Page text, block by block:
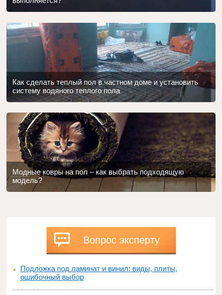
Как сделать теплый пол в частном доме и установить
систему водяного теплого пола
Модные ковры на пол – как выбрать подходящую
модель?
Вопрос эксперту
Подложка под ламинат и винил: виды, плиты,
ошибочный выбор